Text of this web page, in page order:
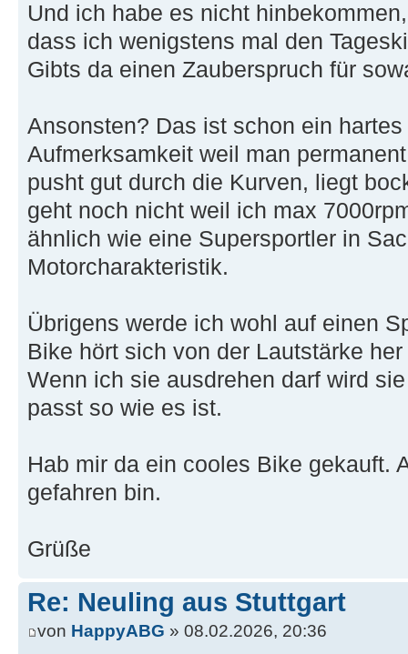
Und ich habe es nicht
dass ich wenigstens mal den
Gibts da einen Zauberspruch für
Ansonsten? Das ist schon ein
Aufmerksamkeit weil man
pusht gut durch die Kurven, liegt
geht noch nicht weil ich max
ähnlich wie eine Supersportler in
Motorcharakteristik.
Übrigens werde ich wohl auf einen
Bike hört sich von der Lautstärke
Wenn ich sie ausdrehen darf wird
passt so wie es ist.
Hab mir da ein cooles Bike gekauft.
gefahren bin.
Grüße
Re: Neuling aus Stuttgart
von HappyABG » 08.02.2026, 20:36